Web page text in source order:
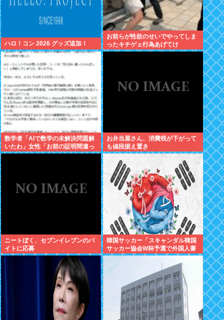
ハロ！コン 2026 グッズ追加！
お前らが性欲のせいでやってしま
ったキチゲェ行為あげてけ
数学者「AIで数学の未解決問題解
いたわ」女性「お前の証明間違っ
てるやん」数学者「内容デタラメ
お弁当屋さん、消費税が下がって
も値段据え置き
ニートぼく、セブンイレブンのバ
イトに応募
韓国サッカー「スキャンダル韓国
サッカー協会W杯予選で外国人審
判に性接待したことが発覚！」